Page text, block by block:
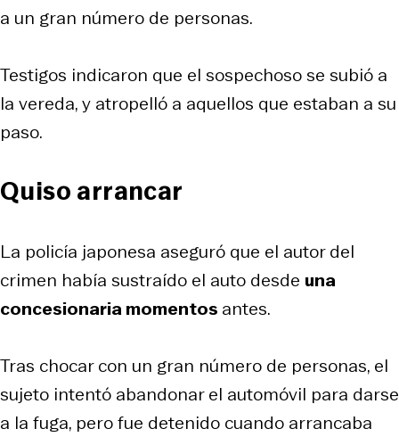
a un gran número de personas.
Testigos indicaron que el sospechoso se subió a
la vereda, y atropelló a aquellos que estaban a su
paso.
Quiso arrancar
La policía japonesa aseguró que el autor del
crimen había sustraído el auto desde una
concesionaria momentos antes.
Tras chocar con un gran número de personas, el
sujeto intentó abandonar el automóvil para darse
a la fuga, pero fue detenido cuando arrancaba